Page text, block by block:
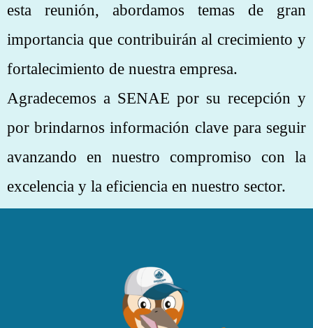
esta reunión, abordamos temas de gran
importancia que contribuirán al crecimiento y
fortalecimiento de nuestra empresa.
Agradecemos a SENAE por su recepción y
por brindarnos información clave para seguir
avanzando en nuestro compromiso con la
excelencia y la eficiencia en nuestro sector.